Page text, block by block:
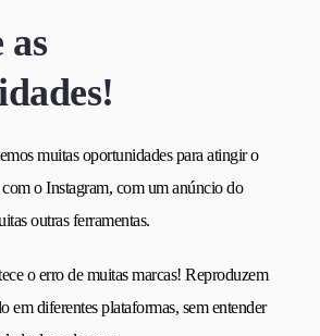
as
muitas oportunidades para atingir o
o Instagram, com um anúncio do
outras ferramentas.
o erro de muitas marcas! Reproduzem
em diferentes plataformas, sem entender